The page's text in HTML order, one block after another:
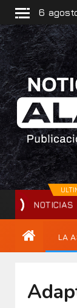
6
NOTICIAS
su
LA